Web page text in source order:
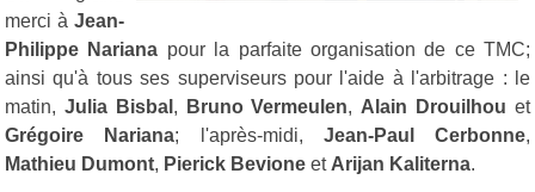
merci à Jean-
Philippe Nariana pour la parfaite organisation de ce TMC;
ainsi qu'à tous ses superviseurs pour l'aide à l'arbitrage : le
matin, Julia Bisbal , Bruno Vermeulen, Alain Drouilhou et
Grégoire Nariana; l'après-midi, Jean-Paul Cerbonne,
Mathieu Dumont, Pierick Bevione et Arijan Kaliterna.